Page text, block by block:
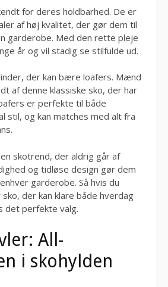
for deres holdbarhed. De er
af høj kvalitet, der gør dem til
garderobe. Med den rette pleje
år og vil stadig se stilfulde ud.
der kan bære loafers. Mænd
af denne klassiske sko, der har
er perfekte til både
stil, og kan matches med alt fra
skotrend, der aldrig går af
og tidløse design gør dem
garderobe. Så hvis du
der kan klare både hverdag
det perfekte valg.
All-
i skohylden